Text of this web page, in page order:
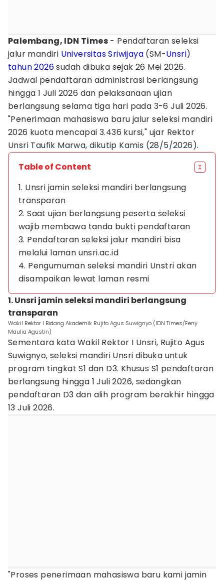
Palembang, IDN Times - Pendaftaran seleksi
jalur mandiri Universitas Sriwijaya (SM-Unsri)
tahun 2026sudah dibuka sejak 26 Mei 2026.
Jadwal pendaftaran administrasi berlangsung
hingga 1 Juli 2026 dan pelaksanaan ujian
berlangsung selama tiga hari pada 3-6 Juli 2026.
"Penerimaan mahasiswa baru jalur seleksi mandiri
2026 kuota mencapai 3.436 kursi," ujar Rektor
Unsri Taufik Marwa, dikutip Kamis (28/5/2026).
Table of Content
1. Unsri jamin seleksi mandiri berlangsung
transparan
2. Saat ujian berlangsung peserta seleksi
wajib membawa tanda bukti pendaftaran
3. Pendaftaran seleksi jalur mandiri bisa
melalui laman unsri.ac.id
4. Pengumuman seleksi mandiri Unstri akan
disampaikan lewat laman resmi
1. Unsri jamin seleksi mandiri berlangsung
transparan
Wakil Rektor I Bidang Akademik Rujito Agus Suwignyo (IDN Times/Feny
Maulia Agustin)
Sementara kata Wakil Rektor I Unsri, Rujito Agus
Suwignyo, seleksi mandiri Unsri dibuka untuk
program tingkat S1 dan D3. Khusus S1 pendaftaran
berlangsung hingga 1 Juli 2026, sedangkan
pendaftaran D3 dan alih program berakhir hingga
13 Juli 2026.
"Proses penerimaan mahasiswa baru kami jamin